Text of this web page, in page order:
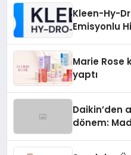
Kleen-Hy-
Emisyonlu
Marie Rose
yaptı
Daikin’den
dönem: